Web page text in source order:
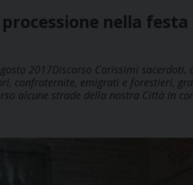
nella
2017Discorso Carissimi
confraternite, emigrati e forestieri,
alcune strade della nostra Città in